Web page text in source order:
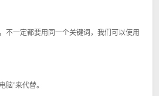
不一定都要用同一个关键词，我们可以使用
脑”来代替。